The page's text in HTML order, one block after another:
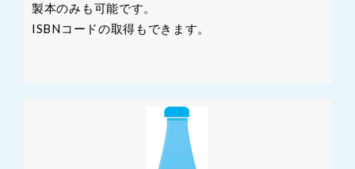
製本のみも可能です。
ISBNコードの取得もできます。